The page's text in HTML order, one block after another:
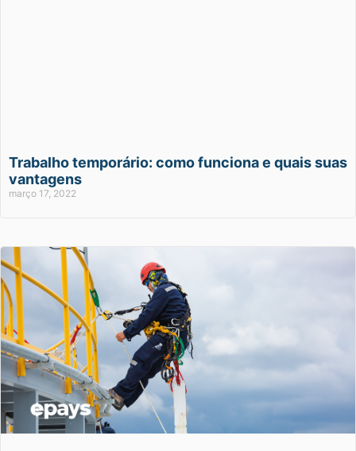
Trabalho temporário: como funciona e quais suas
vantagens
março 17, 2022